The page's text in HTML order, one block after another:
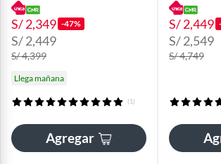
S/ 2,349 -47%
S/ 2,449
S/ 4,399
Llega mañana
(1)
Agregar
S/ 2,449
S/ 2,549
S/ 4,749